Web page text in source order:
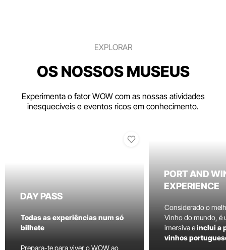
EXPLORAR
OS NOSSOS MUSEUS
Experimenta o fator WOW com as nossas atividades
inesquecíveis e eventos ricos em conhecimento.
DAY PASS
Todas as experiências num só
bilhete
Prepara-te para viver o WOW ao
PORT AND
EXPERIENCE
Considerado o
Vinho do mundo, é
imersiva einclui a
vinhos